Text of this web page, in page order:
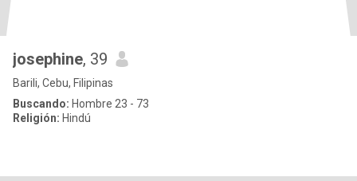
josephine, 39
Barili, Cebu, Filipinas
Buscando: Hombre 23 - 73
Religión: Hindú